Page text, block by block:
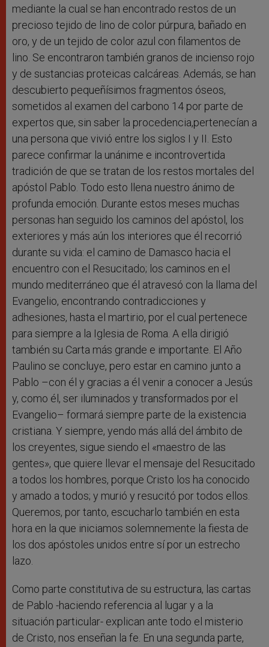
mediante la cual se han encontrado restos de un
precioso tejido de lino de color púrpura, bañado en
oro, y de un tejido de color azul con filamentos de
lino. Se encontraron también granos de incienso rojo
y de sustancias proteicas calcáreas. Además, se han
descubierto pequeñísimos fragmentos óseos,
sometidos al examen del carbono 14 por parte de
expertos que, sin saber la procedencia,pertenecían a
una persona que vivió entre los siglos I y II. Esto
parece confirmar la unánime e incontrovertida
tradición de que se tratan de los restos mortales del
apóstol Pablo. Todo esto llena nuestro ánimo de
profunda emoción. Durante estos meses muchas
personas han seguido los caminos del apóstol, los
exteriores y más aún los interiores que él recorrió
durante su vida: el camino de Damasco hacia el
encuentro con el Resucitado; los caminos en el
mundo mediterráneo que él atravesó con la llama del
Evangelio, encontrando contradicciones y
adhesiones, hasta el martirio, por el cual pertenece
para siempre a la Iglesia de Roma. A ella dirigió
también su Carta más grande e importante. El Año
Paulino se concluye, pero estar en camino junto a
Pablo –con él y gracias a él venir a conocer a Jesús
y, como él, ser iluminados y transformados por el
Evangelio– formará siempre parte de la existencia
cristiana. Y siempre, yendo más allá del ámbito de
los creyentes, sigue siendo el «maestro de las
gentes», que quiere llevar el mensaje del Resucitado
a todos los hombres, porque Cristo los ha conocido
y amado a todos; y murió y resucitó por todos ellos.
Queremos, por tanto, escucharlo también en esta
hora en la que iniciamos solemnemente la fiesta de
los dos apóstoles unidos entre sí por un estrecho
lazo.
Como parte constitutiva de su estructura, las cartas
de Pablo -haciendo referencia al lugar y a la
situación particular- explican ante todo el misterio
de Cristo, nos enseñan la fe. En una segunda parte,